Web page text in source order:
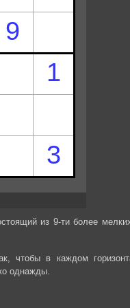
из 9-ти более
чтобы в каждом
однажды.